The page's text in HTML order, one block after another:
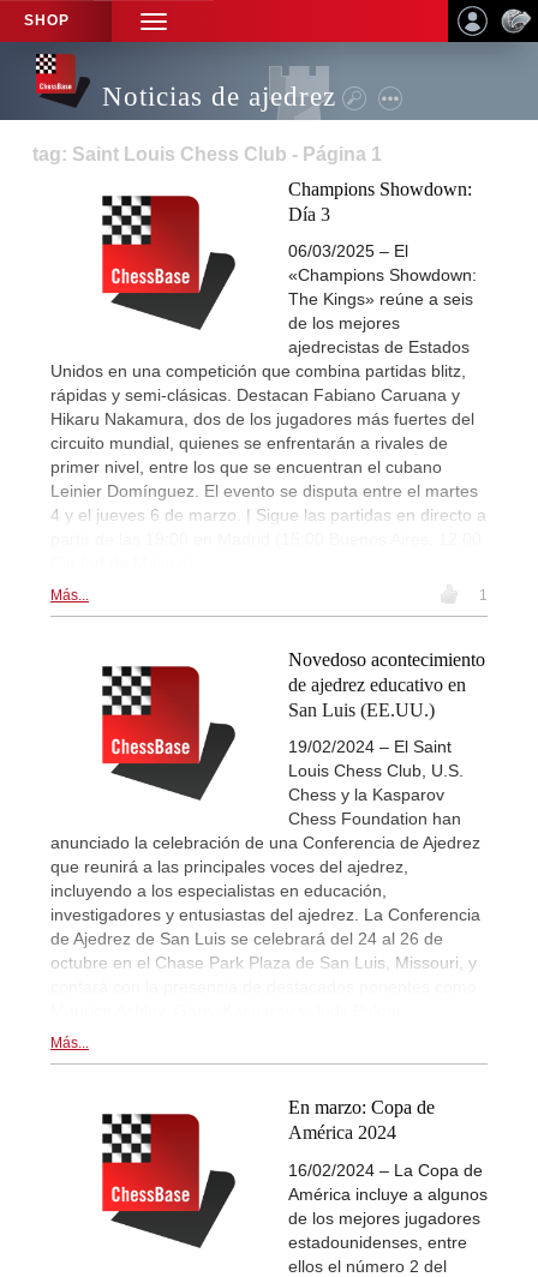
SHOP
TOGGLE
NAVIGATION
Noticias de ajedrez
tag: Saint Louis Chess Club - Página 1
Champions Showdown:
Día 3
06/03/2025 – El
«Champions Showdown:
The Kings» reúne a seis
de los mejores
ajedrecistas de Estados
Unidos en una competición que combina partidas blitz,
rápidas y semi-clásicas. Destacan Fabiano Caruana y
Hikaru Nakamura, dos de los jugadores más fuertes del
circuito mundial, quienes se enfrentarán a rivales de
primer nivel, entre los que se encuentran el cubano
Leinier Domínguez. El evento se disputa entre el martes
4 y el jueves 6 de marzo. | Sigue las partidas en directo a
Más... 1
Novedoso acontecimiento
de ajedrez educativo en
San Luis (EE.UU.)
19/02/2024 – El Saint
Louis Chess Club, U.S.
Chess y la Kasparov
Chess Foundation han
anunciado la celebración de una Conferencia de Ajedrez
que reunirá a las principales voces del ajedrez,
incluyendo a los especialistas en educación,
investigadores y entusiastas del ajedrez. La Conferencia
de Ajedrez de San Luis se celebrará del 24 al 26 de
octubre en el Chase Park Plaza de San Luis, Missouri, y
Más...
En marzo: Copa de
América 2024
16/02/2024 – La Copa de
América incluye a algunos
de los mejores jugadores
estadounidenses, entre
ellos el número 2 del